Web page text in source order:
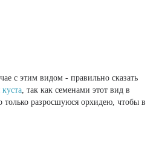
с этим видом - правильно сказать
, так как семенами этот вид в
разросшуюся орхидею, чтобы в